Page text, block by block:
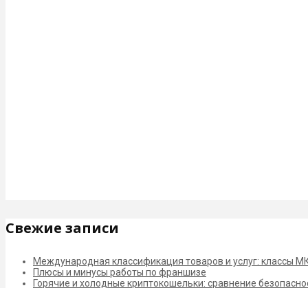
Свежие записи
Международная классификация товаров и услуг: классы
Плюсы и минусы работы по франшизе
Горячие и холодные криптокошельки: сравнение